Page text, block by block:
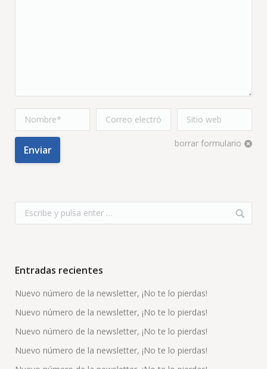
Nombre *
Correo
electrónico *
Sitio web
borrar formulario
Enviar
Entradas recientes
Nuevo número de la newsletter, ¡No te lo pierdas!
Nuevo número de la newsletter, ¡No te lo pierdas!
Nuevo número de la newsletter, ¡No te lo pierdas!
Nuevo número de la newsletter, ¡No te lo pierdas!